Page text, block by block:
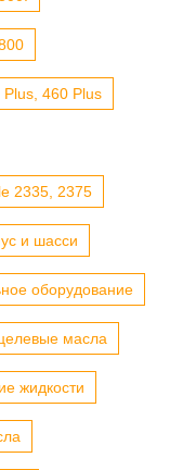
Plus, 460 Plus
2335, 2375
и шасси
оборудование
масла
жидкости